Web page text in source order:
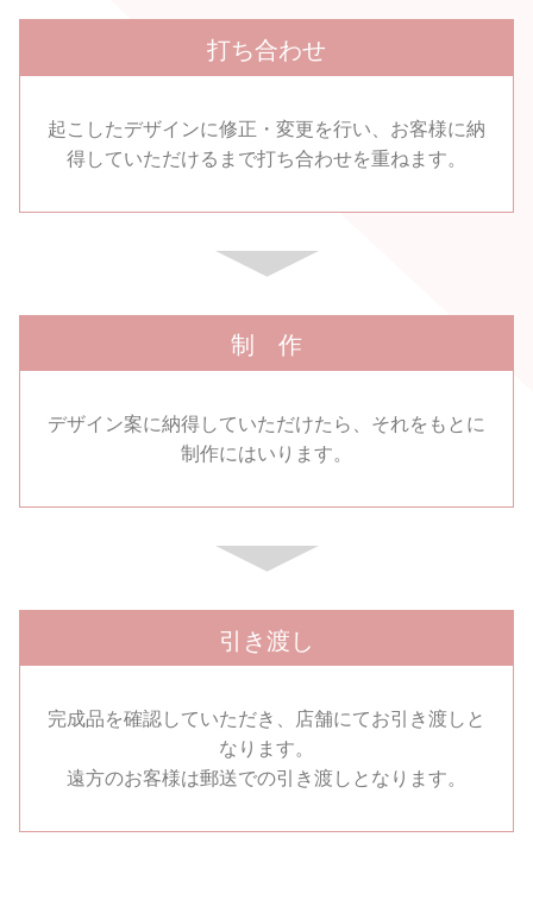
打ち合わせ
起こしたデザインに修正・変更を行い、 お客様に納
得していただけるまで打ち合わせを重ねます。
制 作
デザイン案に納得していただけたら、それをもとに
制作にはいります。
引き渡し
完成品を確認していただき、店舗にてお引き渡しと
なります。
遠方のお客様は郵送での引き渡しとなります。